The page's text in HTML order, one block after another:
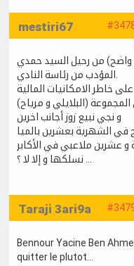
mestiri67
من رحيل السيد حمدي
(البلايلي و مرياح)
و نجي نبيع زوز أجانب اخرين
الشهرية بعشرين بالميا
عشرين ملاعبي في الأكابر
… نسلكها و إلا لا ؟
Taraji 3ari9a
Bennour Yacine Ben
quitter le plutot…